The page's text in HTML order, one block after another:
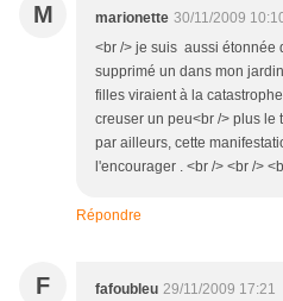
M marionette 30/11/2009
<br /> je suis aussi étonnée
supprimé un dans mon
filles viraient à la
creuser un peu<br /> plus le
par ailleurs, cette
l'encourager . <br /> <br />
Répondre
F fafoubleu 29/11/2009 17:21